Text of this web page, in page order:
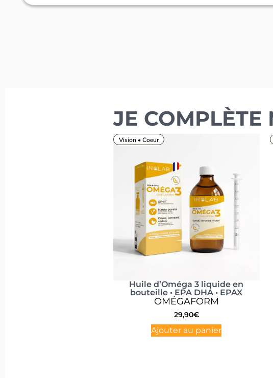
JE COMPLÈTE
Huile d’Oméga 3 liquide en
bouteille • EPA DHA • EPAX
OMÉGAFORM
29,90€
Ajouter au panier
Vision • Coeur